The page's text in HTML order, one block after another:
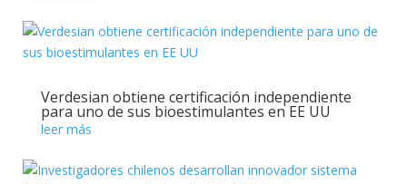
Verdesian obtiene certificación independiente
para uno de sus bioestimulantes en EE UU
leer más